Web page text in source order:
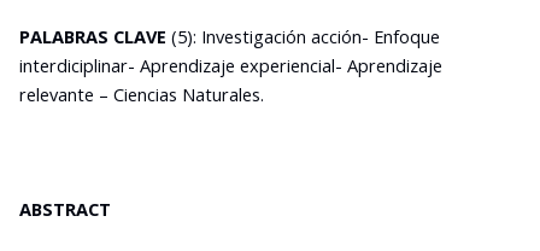
PALABRAS CLAVE (5): Investigación acción- Enfoque
interdiciplinar- Aprendizaje experiencial- Aprendizaje
relevante – Ciencias Naturales.
ABSTRACT